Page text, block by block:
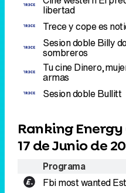
libertad
Trece y cope es
Sesion dobleBilly
sombreros
Tu cine
armas
Sesion dobleBullitt
Ranking Energy
17 de Junio de
Programa
Fbi most wanted